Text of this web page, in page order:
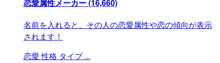
恋愛属性メーカー(16,660)
名前を入れると、その人の恋愛属性や恋の傾向が表示
されます！
恋愛 性格 タイプ ...